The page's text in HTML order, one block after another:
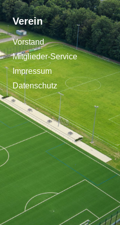
Verein
Vorstand
Mitglieder-Service
Impressum
Datenschutz